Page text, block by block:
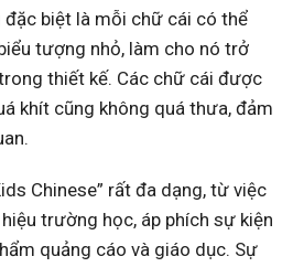
biệt là mỗi chữ cái có thể
tượng nhỏ, làm cho nó trở
thiết kế. Các chữ cái được
khít cũng không quá thưa, đảm
Chinese” rất đa dạng, từ việc
trường học, áp phích sự kiện
quảng cáo và giáo dục. Sự